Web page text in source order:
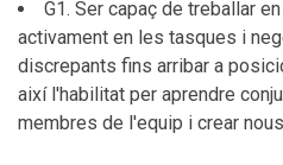
G1. Ser capaç de treballar
activament en les tasques i
discrepants fins arribar a
així l'habilitat per aprendre
membres de l'equip i crear